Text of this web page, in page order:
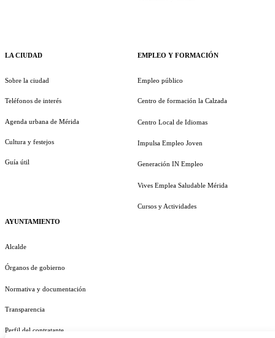
LA CIUDAD
Sobre la ciudad
Teléfonos de interés
Agenda urbana de Mérida
Cultura y festejos
Guía útil
AYUNTAMIENTO
Alcalde
Órganos de gobierno
Normativa y documentación
Transparencia
Perfil del contratante
EMPLEO Y FORMACIÓN
Empleo público
Centro de formación la Calzada
Centro Local de Idiomas
Impulsa Empleo Joven
Generación IN Empleo
Vives Emplea Saludable Mérida
Cursos y Actividades